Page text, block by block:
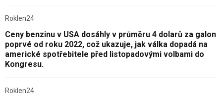
Roklen24
Ceny benzinu v USA dosáhly v průměru 4 dolarů za galon
poprvé od roku 2022, což ukazuje, jak válka dopadá na
americké spotřebitele před listopadovými volbami do
Kongresu.
Roklen24